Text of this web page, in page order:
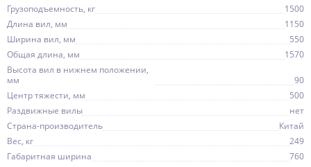
Грузоподъемность, кг
1500
Длина вил, мм
1150
Ширина вил, мм
550
Общая длина, мм
1570
Высота вил в нижнем положении,
мм
90
Центр тяжести, мм
500
Раздвижные вилы
нет
Страна-производитель
Китай
Вес, кг
249
Габаритная ширина
760